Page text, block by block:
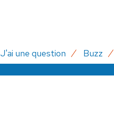
J'ai une question Buzz